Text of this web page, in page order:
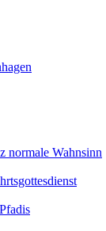
normale Wahnsinn